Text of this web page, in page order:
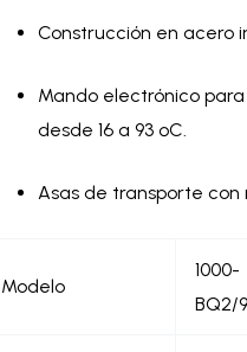
Construcción en acero
Mando electrónico
desde 16 a 93 ºC.
Asas de transporte
Modelo
1000-
BQ2/